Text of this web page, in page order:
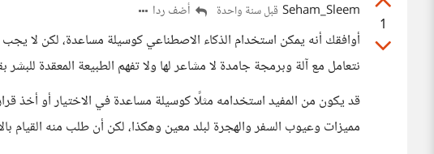
1
Seham_Sleem قبل سنة واحدة أضف ردا
أوافقك أنه يمكن استخدام الذكاء الاصطناعي كوسيلة مساعدة، لكن لا
نتعامل مع آلة وبرمجة جامدة لا مشاعر لها ولا تفهم الطبيعة المعقدة للبشر
قد يكون من المفيد استخدامه مثلًا كوسيلة مساعدة في الاختيار أو أخذ
مميزات وعيوب السفر والهجرة لبلد معين وهكذا، لكن أن طلب منه القيام